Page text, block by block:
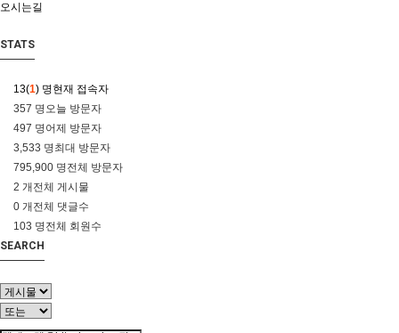
오시는길
STATS
13(1) 명현재 접속자
357 명오늘 방문자
497 명어제 방문자
3,533 명최대 방문자
795,900 명전체 방문자
2 개 전체 게시물
0 개 전체 댓글수
103 명전체 회원수
SEARCH